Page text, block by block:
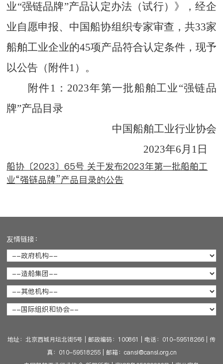
业“强链品牌”产品认定办法（试行）》，经企
业自愿申报、中国船协组织专家审查，共33家
船舶工业企业的45项产品符合认定条件，现予
以公告（附件1）。
附件1：2023年第一批船舶工业“强链品
牌”产品目录
中国船舶工业行业协会
2023年6月1日
船协〔2023〕65号 关于发布2023年第一批船舶工
业“强链品牌”产品目录的公告
友情链接：
地址：北京西城月坛北街5号 邮政编码：100861 电话：010-59518266
传
真：010-59518255| 邮箱：cansi@cansi.org.cn